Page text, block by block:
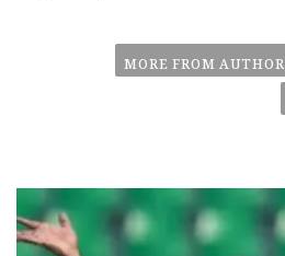
MORE FROM AUTHOR